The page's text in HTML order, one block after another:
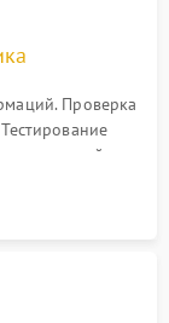
Проверка
отстройки